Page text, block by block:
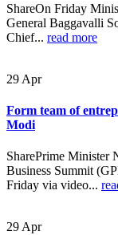
ShareOn Friday
General Baggavalli
Chief... read more
29 Apr
Form team of
Modi
SharePrime Minister
Business Summit
Friday via video...
29 Apr